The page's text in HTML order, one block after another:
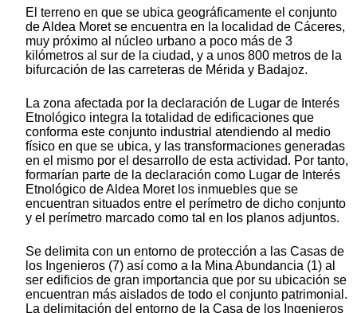
El terreno en que se ubica geográficamente el conjunto
de Aldea Moret se encuentra en la localidad de Cáceres,
muy próximo al núcleo urbano a poco más de 3
kilómetros al sur de la ciudad, y a unos 800 metros de la
bifurcación de las carreteras de Mérida y Badajoz.
La zona afectada por la declaración de Lugar de Interés
Etnológico integra la totalidad de edificaciones que
conforma este conjunto industrial atendiendo al medio
físico en que se ubica, y las transformaciones generadas
en el mismo por el desarrollo de esta actividad. Por tanto,
formarían parte de la declaración como Lugar de Interés
Etnológico de Aldea Moret los inmuebles que se
encuentran situados entre el perímetro de dicho conjunto
y el perímetro marcado como tal en los planos adjuntos.
Se delimita con un entorno de protección a las Casas de
los Ingenieros (7) así como a la Mina Abundancia (1) al
ser edificios de gran importancia que por su ubicación se
encuentran más aislados de todo el conjunto patrimonial.
La delimitación del entorno de la Casa de los Ingenieros